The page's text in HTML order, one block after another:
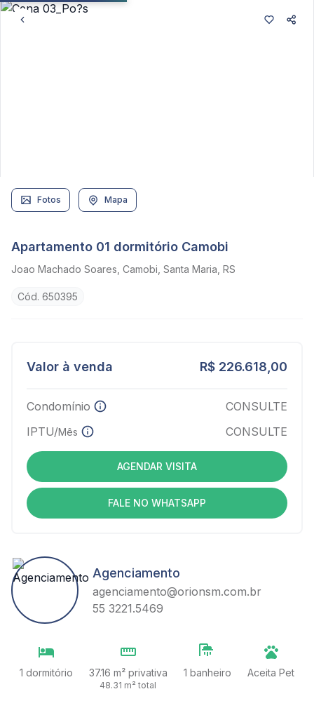
Fotos Mapa
Valor à venda R$ 226.618,00
Condomínio
CONSULTE
IPTU/Mês CONSULTE
AGENDAR VISITA
FALE NO WHATSAPP
Agenciamento
agenciamento@orionsm.com.br
55 3221.5469
Apartamento 01 dormitório Camobi
Joao Machado Soares, Camobi, Santa Maria, RS
Cód. 650395
1 dormitório 37.16 m² privativa
48.31 m² total
1 banheiro Aceita Pet